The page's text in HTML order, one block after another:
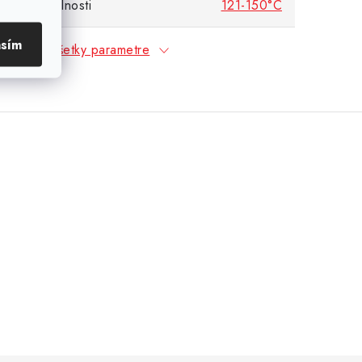
odolnosti 121-150°C
Všetky parametre